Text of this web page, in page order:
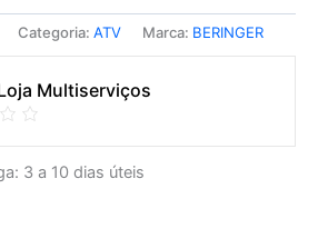
Categoria: ATV Marca: BERINGER
Multiserviços
3 a 10 dias úteis